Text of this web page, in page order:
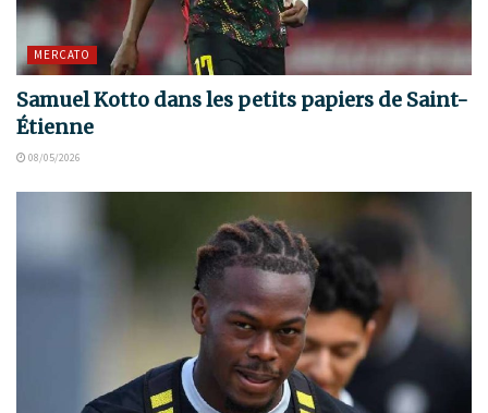
MERCATO
Samuel Kotto dans les petits papiers de Saint-
Étienne
08/05/2026